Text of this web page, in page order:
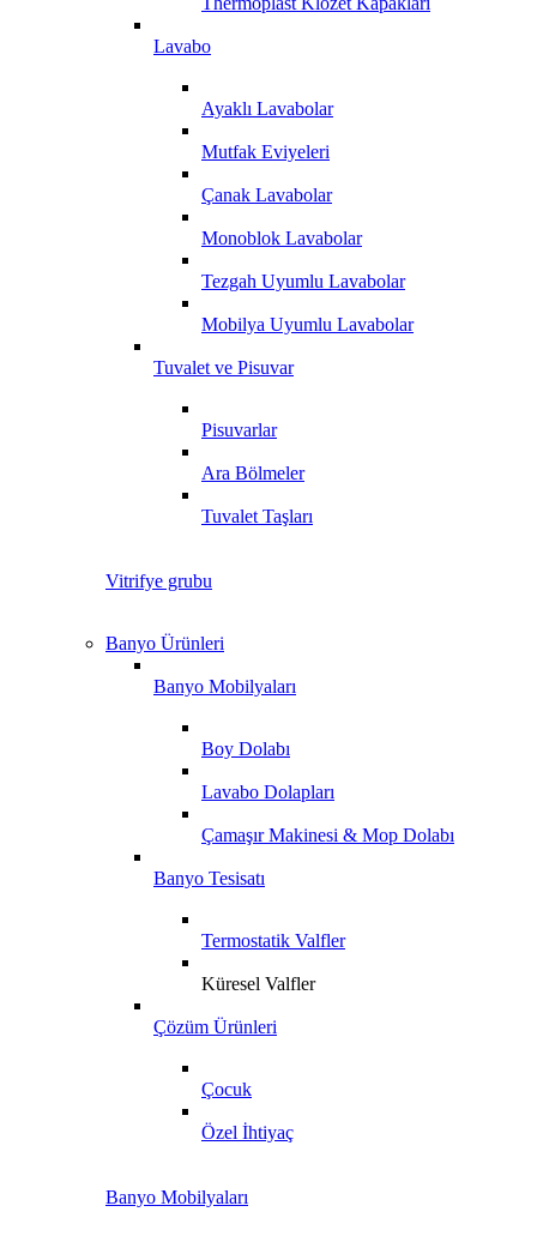
Lavabo
Ayaklı Lavabolar
Mutfak Eviyeleri
Çanak Lavabolar
Monoblok Lavabolar
Tezgah Uyumlu Lavabolar
Mobilya Uyumlu Lavabolar
Tuvalet ve Pisuvar
Pisuvarlar
Ara Bölmeler
Tuvalet Taşları
Vitrifye grubu
Banyo Ürünleri
Banyo Mobilyaları
Boy Dolabı
Lavabo Dolapları
Çamaşır Makinesi & Mop Dolabı
Banyo Tesisatı
Termostatik Valfler
Küresel Valfler
Çözüm Ürünleri
Çocuk
Özel İhtiyaç
Banyo Mobilyaları